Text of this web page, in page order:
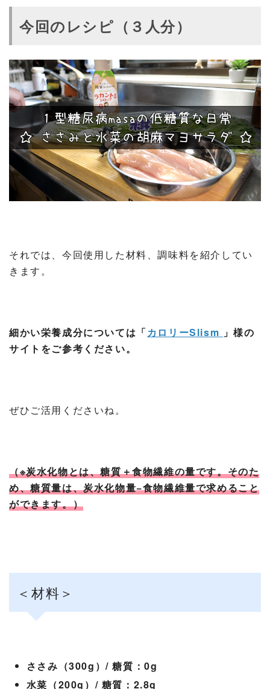
今回のレシピ（３人分）
それでは、今回使用した材料、調味料を紹介してい
きます。
細かい栄養成分については「カロリーSlism 」様の
サイトをご参考ください。
ぜひご活用くださいね。
（※炭水化物とは、糖質＋食物繊維の量です。そのた
め、糖質量は、炭水化物量−食物繊維量で求めること
ができます。）
＜材料＞
ささみ（300g）/ 糖質：0g
水菜（200g）/ 糖質：2.8g